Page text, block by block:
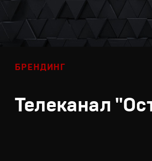
БРЕНДИНГ
Телеканал